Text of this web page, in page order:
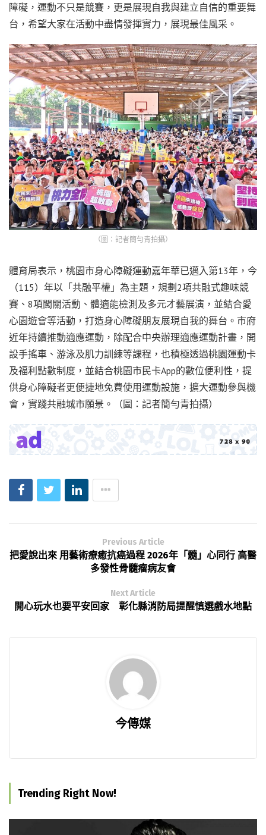
障礙，運動不只是競賽，更是展現自我與建立自信的重要舞
台，希望大家在活動中盡情發揮實力，展現最佳風采。
（圖：記者簡勻青拍攝）
體育局表示，桃園市身心障礙運動嘉年華已邁入第13年，今
（115）年以「共融平權」為主題，規劃2項共融式趣味競
賽、8項闖關活動、體適能檢測及多元才藝展演，並結合愛
心園遊會等活動，打造身心障礙朋友展現自我的舞台。市府
近年持續推動適應運動，除配合中央辦理適應運動計畫，開
設手搖車、游泳及肌力訓練等課程，也積極透過桃園運動卡
及福利點數制度，並結合桃園市民卡App的數位便利性，提
供身心障礙者更便捷地免費使用運動設施，擴大運動參與機
會，實踐共融城市願景。（圖：記者簡勻青拍攝）
Previous Article
把愛說出來 用藝術療癒抗癌過程 2026年「髓」心同行 高醫
多發性骨髓瘤病友會
Next Article
開心玩水也要平安回家 彰化縣消防局提醒慎選戲水地點
今傳媒
Trending Right Now!